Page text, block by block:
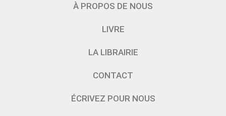
À PROPOS DE NOUS
LIVRE
LA LIBRAIRIE
CONTACT
ÉCRIVEZ POUR NOUS